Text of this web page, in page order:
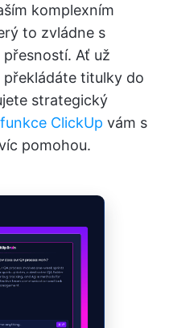
komplexním
to zvládne s
Ať už
překládáte titulky do
strategický
ClickUp vám s
pomohou.